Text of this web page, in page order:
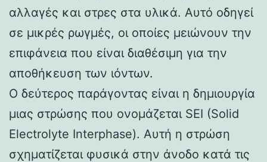
αλλαγές και στρες στα υλικά. Αυτό οδηγεί
σε μικρές ρωγμές, οι οποίες μειώνουν την
επιφάνεια που είναι διαθέσιμη για την
αποθήκευση των ιόντων.
Ο δεύτερος παράγοντας είναι η δημιουργία
μιας στρώσης που ονομάζεται SEI (Solid
Electrolyte Interphase). Αυτή η στρώση
σχηματίζεται φυσικά στην άνοδο κατά τις